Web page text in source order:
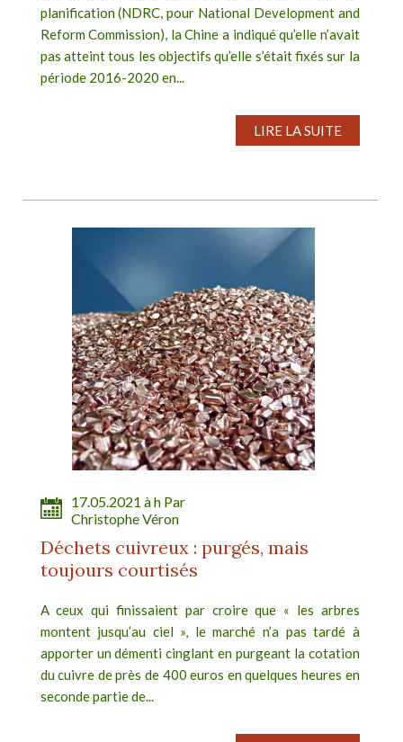
planification (NDRC, pour National Development and
Reform Commission), la Chine a indiqué qu’elle n’avait
pas atteint tous les objectifs qu’elle s’était fixés sur la
période 2016-2020 en...
LIRE LA SUITE
17.05.2021 à h Par
Christophe Véron
Déchets cuivreux : purgés, mais
toujours courtisés
A ceux qui finissaient par croire que « les arbres
montent jusqu’au ciel », le marché n’a pas tardé à
apporter un démenti cinglant en purgeant la cotation
du cuivre de près de 400 euros en quelques heures en
seconde partie de...